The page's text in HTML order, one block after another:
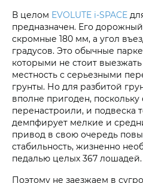
В целом EVOLUTE i‑SPACE
предназначен. Его
скромные 180 мм, а угол
градусов. Это обычные
которыми не стоит
местность с серьезными
грунты. Но для разбитой
вполне пригоден, поскольку
перенастроили, и подвеска
демпфирует мелкие и
привод в свою очередь
стабильность, жизненно
педалью целых 367 лошадей.
Поэтому не заезжаем в